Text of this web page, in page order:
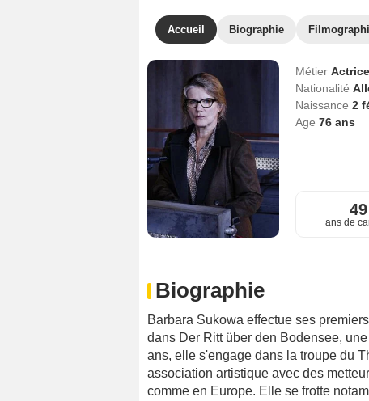
Accueil Biographie
Métier Actrice
Nationalité
Naissance 2
Age 76ans
49
ans de
Biographie
Barbara Sukowa effectue ses
dans Der Ritt über den Bodensee,
ans, elle s'engage dans la troupe du
association artistique avec des
comme en Europe. Elle se frotte